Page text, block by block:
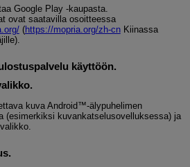
Google Play -kaupasta.
ovat saatavilla osoitteessa
(https://mopria.org/zh-cnKiinassa
käyttöön.
kuva Android™-älypuhelimen
(esimerkiksi kuvankatselusovelluksessa) ja